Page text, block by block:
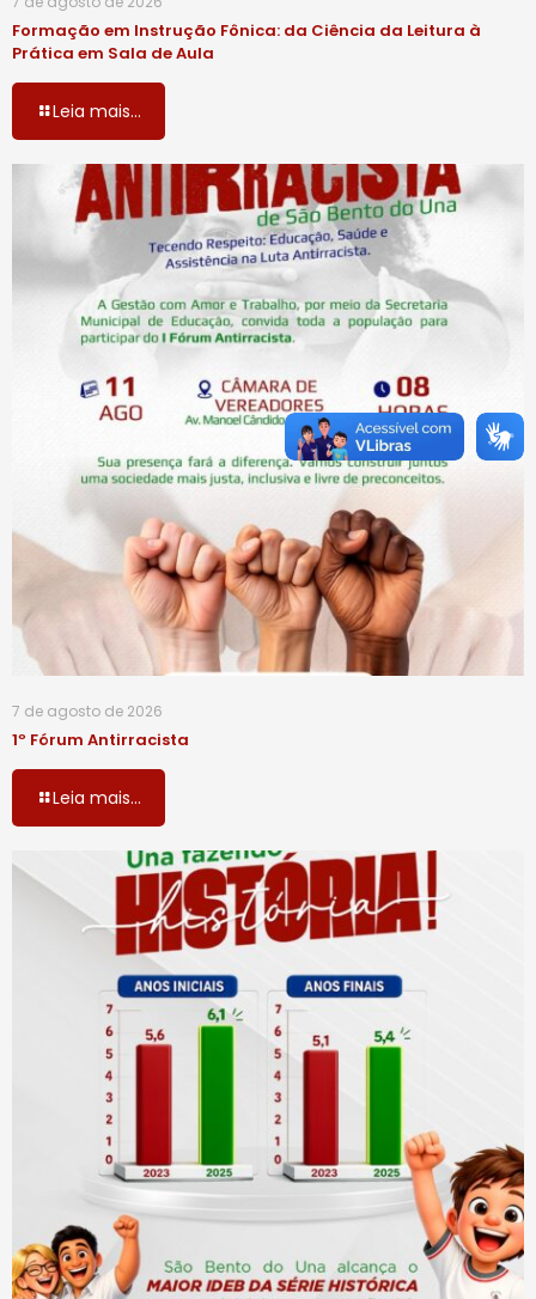
Formação em Instrução Fônica: da Ciência da Leitura à
Prática em Sala de Aula
Leia mais...
7 de agosto de 2026
1º Fórum Antirracista
Leia mais...